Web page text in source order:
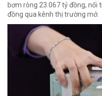
bơm ròng 23.067 tỷ đồng, nối
đồng qua kênh thị trường mở.